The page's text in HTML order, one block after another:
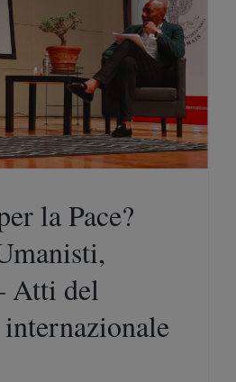
la Pace?
Atti del